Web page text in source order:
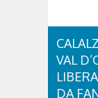
VAL
DA